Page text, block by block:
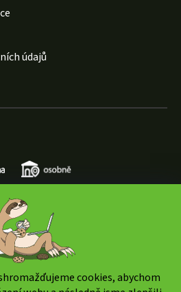
cookies, abychom
údajů